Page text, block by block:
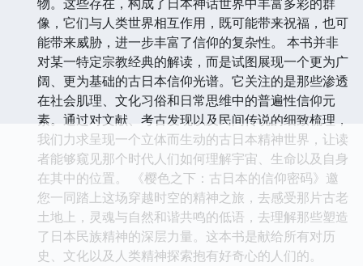
像，它们与人类世界相互作用，既可能带来祝福，也可
能带来威胁，进一步丰富了信仰的复杂性。 本书并非
对某一特定宗教经典的解读，而是试图展现一个更为广
阔、更为基础的古日本信仰光谱。它关注的是那些渗透
在社会肌理、文化习俗和日常思维中的普遍性信仰元
素。通过对文献、考古发现以及民间传说的细致梳理，
我们力求呈现一个立体而生动的古日本精神世界，让读
者能够窥见那个时代人们如何理解宇宙、生命以及自身
在其中的位置。 《樱色之下：古日本的信仰密码》邀
您一同踏上这场穿越时空的精神之旅，去感受那片古老
土地上，灵魂与自然和谐共鸣的低语，去理解那些塑造
了日本民族精神的深层力量。这本书是献给所有对历
史、文化以及人类精神探索抱有好奇心的人们的。